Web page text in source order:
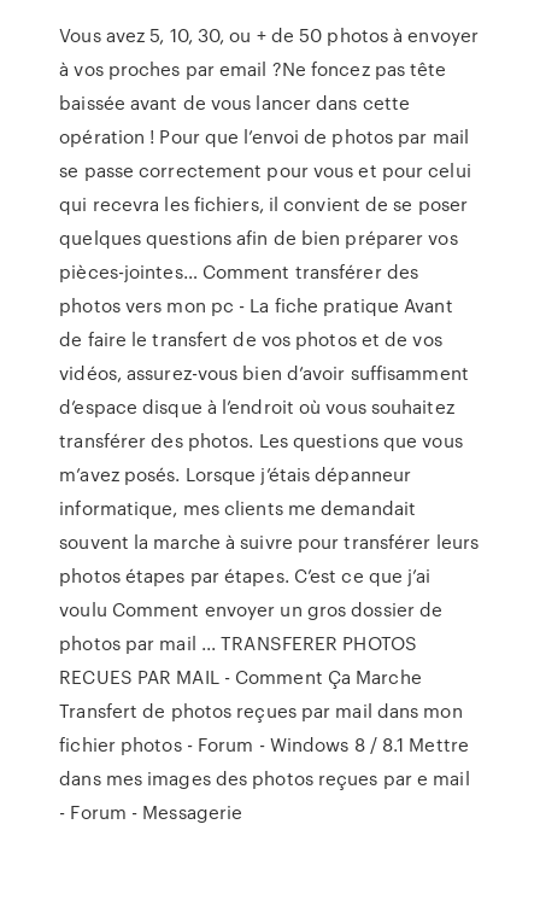
Vous avez 5, 10, 30, ou + de 50 photos à envoyer
à vos proches par email ?Ne foncez pas tête
baissée avant de vous lancer dans cette
opération ! Pour que l’envoi de photos par mail
se passe correctement pour vous et pour celui
qui recevra les fichiers, il convient de se poser
quelques questions afin de bien préparer vos
pièces-jointes… Comment transférer des
photos vers mon pc - La fiche pratique Avant
de faire le transfert de vos photos et de vos
vidéos, assurez-vous bien d’avoir suffisamment
d’espace disque à l’endroit où vous souhaitez
transférer des photos. Les questions que vous
m’avez posés. Lorsque j’étais dépanneur
informatique, mes clients me demandait
souvent la marche à suivre pour transférer leurs
photos étapes par étapes. C’est ce que j’ai
voulu Comment envoyer un gros dossier de
photos par mail ... TRANSFERER PHOTOS
RECUES PAR MAIL - Comment Ça Marche
Transfert de photos reçues par mail dans mon
fichier photos - Forum - Windows 8 / 8.1 Mettre
dans mes images des photos reçues par e mail
- Forum - Messagerie